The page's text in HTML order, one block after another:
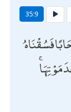
35:9
فَسُقْنَاهُ
مَوْتِهَا